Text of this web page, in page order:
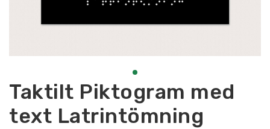
Taktilt Piktogram med
text Latrintömning